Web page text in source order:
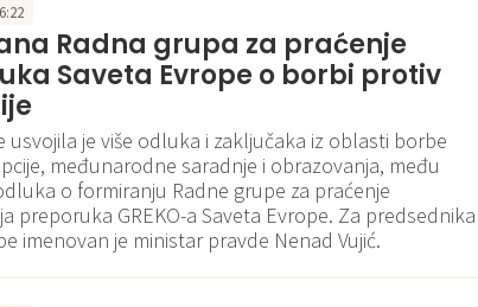
Radna grupa za praćenje
Saveta Evrope o borbi protiv
usvojila je više odluka i zaključaka iz oblasti borbe
međunarodne saradnje i obrazovanja, među
o formiranju Radne grupe za praćenje
preporuka GREKO-a Saveta Evrope. Za predsednika
imenovan je ministar pravde Nenad Vujić.